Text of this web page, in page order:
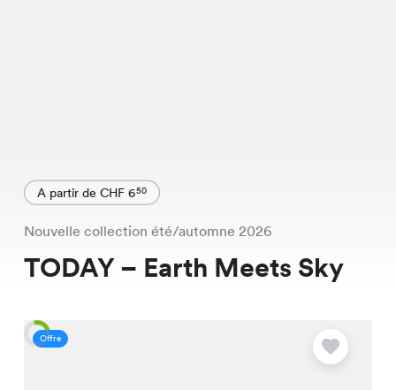
A partir de CHF 650
Nouvelle collection été/automne 2026
TODAY – Earth Meets Sky
Offre